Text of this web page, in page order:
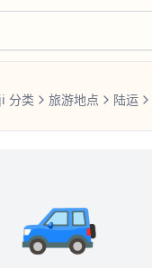
分类 旅游地点 陆运
🚙